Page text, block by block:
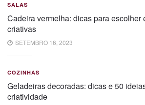
SALAS
Cadeira vermelha: dicas para escolher
criativas
SETEMBRO 16, 2023
COZINHAS
Geladeiras decoradas: dicas e 50
criatividade